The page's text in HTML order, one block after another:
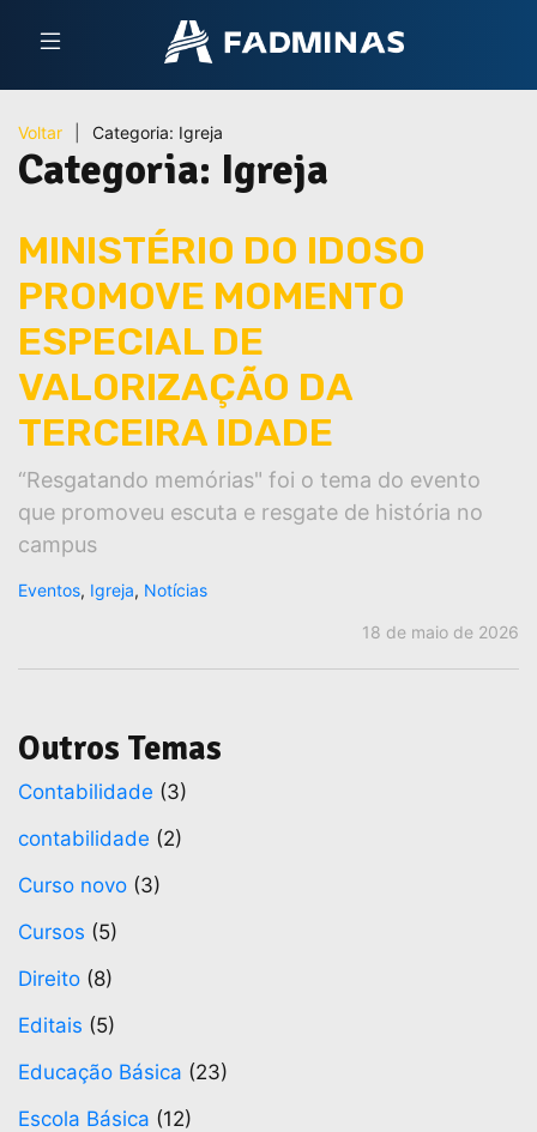
Voltar Categoria: Igreja
Categoria: Igreja
MINISTÉRIO DO IDOSO
PROMOVE MOMENTO
ESPECIAL DE
VALORIZAÇÃO DA
TERCEIRA IDADE
“Resgatando memórias" foi o tema do evento
que promoveu escuta e resgate de história no
campus
Eventos, Igreja, Notícias
18 de maio de 2026
Outros Temas
Contabilidade (3)
contabilidade (2)
Curso novo (3)
Cursos (5)
Direito (8)
Editais (5)
Educação Básica (23)
Escola Básica (12)